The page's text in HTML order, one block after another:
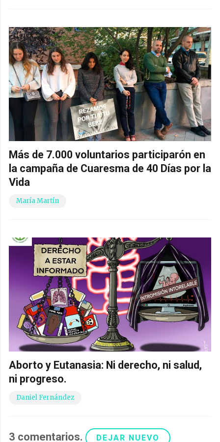
Más de 7.000 voluntarios participarón en
la campaña de Cuaresma de 40 Días por la
Vida
María Martín
Aborto y Eutanasia: Ni derecho, ni salud,
ni progreso.
Daniel Fernández
3 comentarios. DEJAR NUEVO